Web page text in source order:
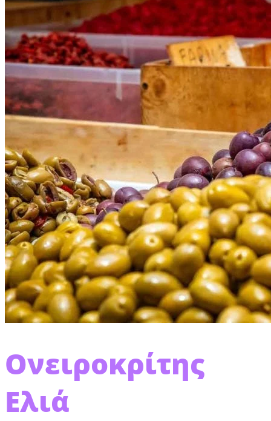
Ονειροκρίτης
Ελιά